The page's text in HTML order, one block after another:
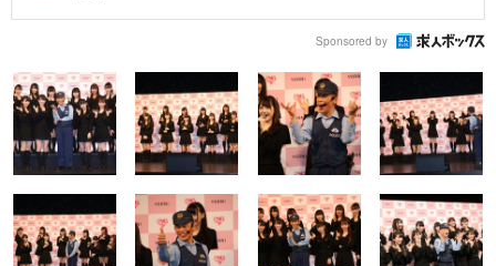
Sponsored by